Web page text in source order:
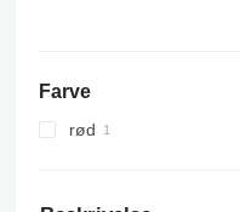
Farve
rød